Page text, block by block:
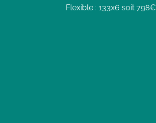
Flexible : 133x6 soit 798€